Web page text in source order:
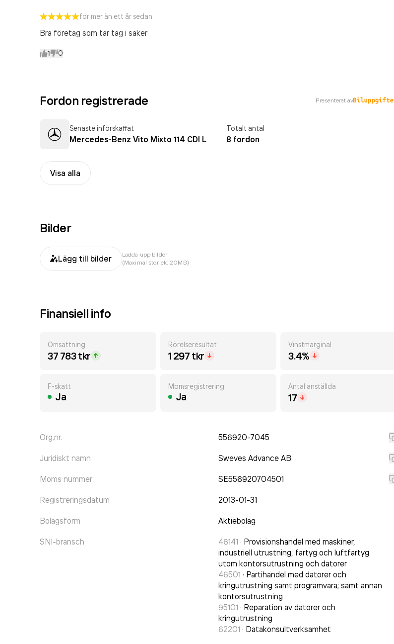
för mer än ett år sedan
Bra företag som tar tag i saker
1 0
Fordon registrerade Presenterat av
Senaste införskaffat
Mercedes-Benz Vito Mixto 114 CDI L
Totalt antal
8 fordon
Visa alla
Bilder
Lägg till bilder
Ladda upp bilder
(Maximal storlek: 20MB)
Finansiell info
Omsättning
37 783 tkr
Rörelseresultat
1 297 tkr
Vinstmarginal
3.4%
F-skatt
Ja
Momsregistrering
Ja
Antal anställda
17
Org.nr. 556920-7045
Juridiskt namn Sweves Advance AB
Moms nummer SE556920704501
Registreringsdatum 2013-01-31
Bolagsform Aktiebolag
SNI-bransch 46141 · Provisionshandel med maskiner,
industriell utrustning, fartyg och luftfartyg
utom kontorsutrustning och datorer
46501 · Partihandel med datorer och
kringutrustning samt programvara; samt annan
kontorsutrustning
95101 · Reparation av datorer och
kringutrustning
62201 · Datakonsultverksamhet